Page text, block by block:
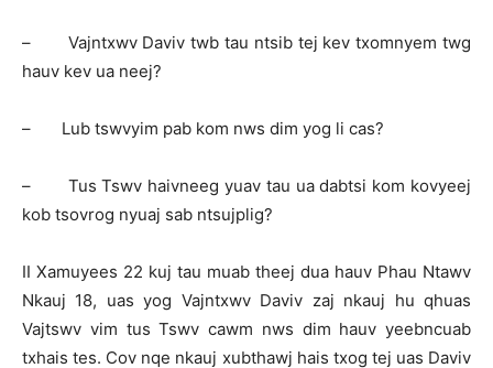
– Vajntxwv Daviv twb tau ntsib tej kev txomnyem twg
hauv kev ua neej?
– Lub tswvyim pab kom nws dim yog li cas?
– Tus Tswv haivneeg yuav tau ua dabtsi kom kovyeej
kob tsovrog nyuaj sab ntsujplig?
II Xamuyees 22 kuj tau muab theej dua hauv Phau Ntawv
Nkauj 18, uas yog Vajntxwv Daviv zaj nkauj hu qhuas
Vajtswv vim tus Tswv cawm nws dim hauv yeebncuab
txhais tes. Cov nqe nkauj xubthawj hais txog tej uas Daviv